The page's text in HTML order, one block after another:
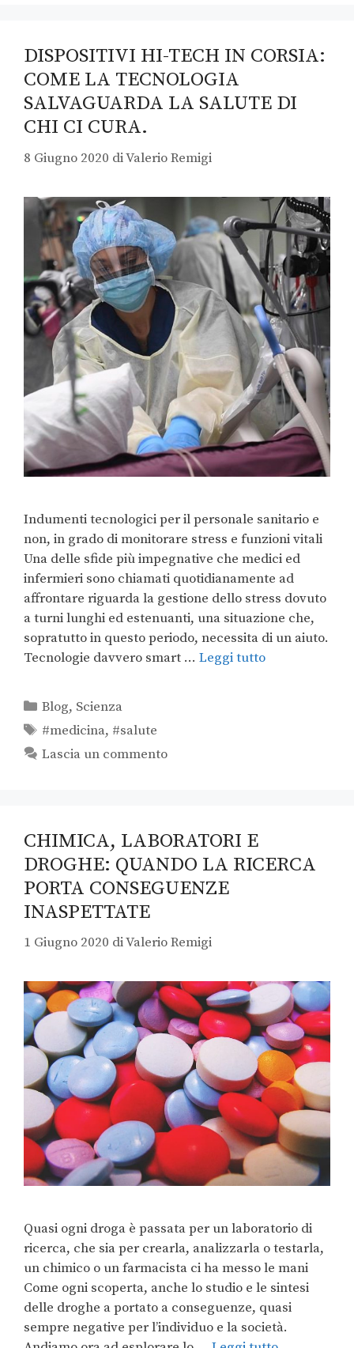
DISPOSITIVI HI-TECH IN CORSIA:
COME LA TECNOLOGIA
SALVAGUARDA LA SALUTE DI
CHI CI CURA.
8 Giugno 2020 diValerio Remigi
Indumenti tecnologici per il personale sanitario e
non, in grado di monitorare stress e funzioni vitali
Una delle sfide più impegnative che medici ed
infermieri sono chiamati quotidianamente ad
affrontare riguarda la gestione dello stress dovuto
a turni lunghi ed estenuanti, una situazione che,
sopratutto in questo periodo, necessita di un aiuto.
Tecnologie davvero smart … Leggi tutto
Blog, Scienza
#medicina, #salute
Lascia un commento
CHIMICA, LABORATORI E
DROGHE: QUANDO LA RICERCA
PORTA CONSEGUENZE
INASPETTATE
1 Giugno 2020 diValerio Remigi
Quasi ogni droga è passata per un laboratorio di
ricerca, che sia per crearla, analizzarla o testarla,
un chimico o un farmacista ci ha messo le mani
Come ogni scoperta, anche lo studio e le sintesi
delle droghe a portato a conseguenze, quasi
sempre negative per l’individuo e la società.